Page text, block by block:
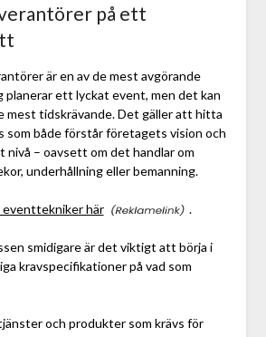
på ett
är en av de mest avgörande
planerar ett lyckat event, men det kan
mest tidskrävande. Det gäller att hitta
som både förstår företagets vision och
nivå – oavsett om det handlar om
underhållning eller bemanning.
eventtekniker här .
smidigare är det viktigt att börja i
kravspecifikationer på vad som
och produkter som krävs för